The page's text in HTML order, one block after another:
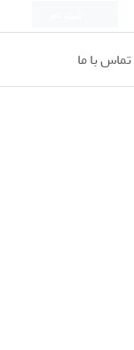
تماس با ما